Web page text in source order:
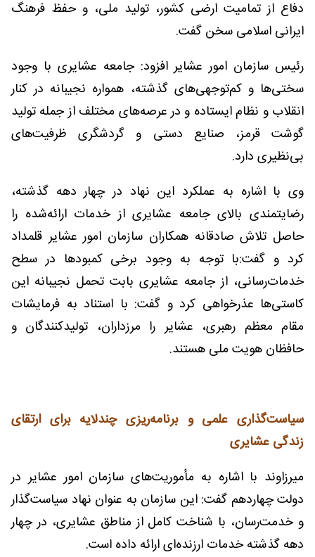
دفاع از تمامیت ارضی کشور، تولید ملی، و حفظ فرهنگ
ایرانی اسلامی سخن گفت.
رئیس سازمان امور عشایر افزود: جامعه عشایری با وجود
سختی‌ها و کم‌توجهی‌های گذشته، همواره نجیبانه در کنار
انقلاب و نظام ایستاده و در عرصه‌های مختلف از جمله تولید
گوشت قرمز، صنایع دستی و گردشگری ظرفیت‌های
بی‌نظیری دارد.
وی با اشاره به عملکرد این نهاد در چهار دهه گذشته،
رضایتمندی بالای جامعه عشایری از خدمات ارائه‌شده را
حاصل تلاش صادقانه همکاران سازمان امور عشایر قلمداد
کرد و گفت:با توجه به وجود برخی کمبودها در سطح
خدمات‌رسانی، از جامعه عشایری بابت تحمل نجیبانه این
کاستی‌ها عذرخواهی کرد و گفت: با استناد به فرمایشات
مقام معظم رهبری، عشایر را مرزداران، تولیدکنندگان و
حافظان هویت ملی هستند.
سیاست‌گذاری علمی و برنامه‌ریزی چندلایه برای ارتقای
زندگی عشایری
میرزاوند با اشاره به مأموریت‌های سازمان امور عشایر در
دولت چهاردهم گفت: این سازمان به عنوان نهاد سیاست‌گذار
و خدمت‌رسان، با شناخت کامل از مناطق عشایری، در چهار
دهه گذشته خدمات ارزنده‌ای ارائه داده است.